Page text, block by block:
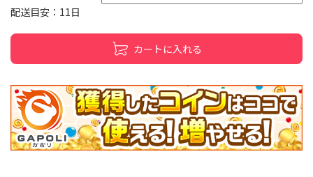
配送目安：11日
カートに入れる